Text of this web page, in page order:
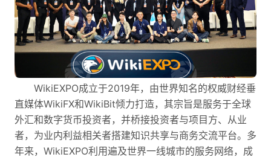
WikiEXPO成立于2019年，由世界知名的权威财经垂
直媒体WikiFX和WikiBit倾力打造，其宗旨是服务于全球
外汇和数字货币投资者，并桥接投资者与项目方、从业
者，为业内利益相关者搭建知识共享与商务交流平台。多
年来，WikiEXPO利用遍及世界一线城市的服务网络，成